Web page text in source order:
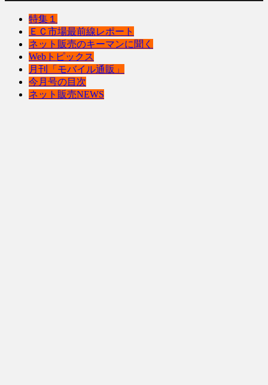
特集１
ＥＣ市場最前線レポート
ネット販売のキーマンに聞く
Webトピックス
月刊「モバイル通販」
今月号の目次
ネット販売NEWS